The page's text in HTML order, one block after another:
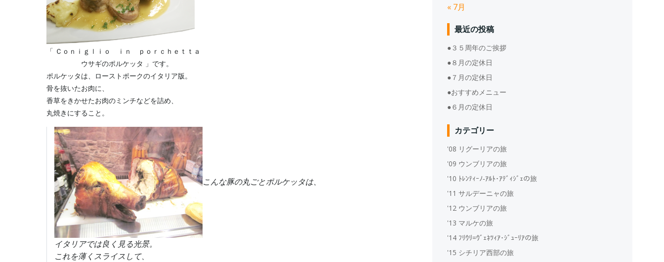
「 Ｃｏｎｉｇｌｉｏ ｉｎ ｐｏｒｃｈｅｔｔａ
ウサギのポルケッタ 」です。
ポルケッタは、ローストポークのイタリア版。
骨を抜いたお肉に、
香草をきかせたお肉のミンチなどを詰め、
丸焼きにすること。
こんな豚の丸ごとポルケッタは、
イタリアでは良く見る光景。
これを薄くスライスして、
« 7月
最近の投稿
●３５周年のご挨拶
●８月の定休日
●７月の定休日
●おすすめメニュー
●６月の定休日
カテゴリー
'08 リグーリアの旅
'09 ウンブリアの旅
'10 ﾄﾚﾝﾃｨｰﾉ‐ｱﾙﾄ･ｱﾃﾞｨｼﾞｪの旅
'11 サルデーニャの旅
'12 ウンブリアの旅
'13 マルケの旅
'14 ﾌﾘｳﾘ=ｳﾞｪﾈﾂｨｱ･ｼﾞｭｰﾘｱの旅
'15 シチリア西部の旅